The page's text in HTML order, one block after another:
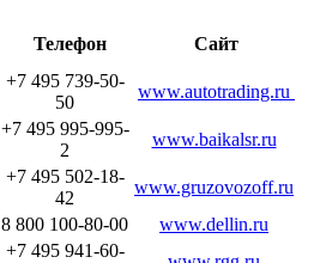
Телефон Сайт
+7 495 739-50-
50
www.autotrading.ru
+7 495 995-995-
2
www.baikalsr.ru
+7 495 502-18-
42
www.gruzovozoff.ru
8 800 100-80-00
www.dellin.ru
+7 495 941-60-